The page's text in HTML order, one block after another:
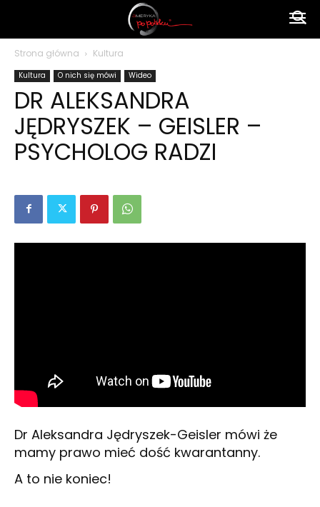
polsku
Strona główna Kultura
Kultura O nich się mówi Wideo
DR ALEKSANDRA
JĘDRYSZEK – GEISLER –
PSYCHOLOG RADZI
Dr Aleksandra Jędryszek-Geisler mówi że
mamy prawo mieć dość kwarantanny.
A to nie koniec!